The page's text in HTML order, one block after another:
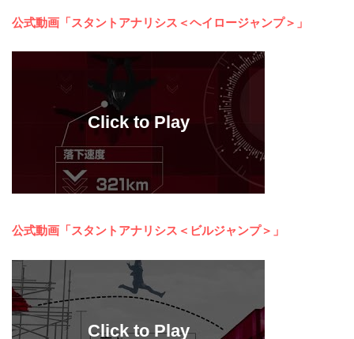
公式動画「スタントアナリシス＜ヘイロージャンプ＞」
公式動画「スタントアナリシス＜ビルジャンプ＞」